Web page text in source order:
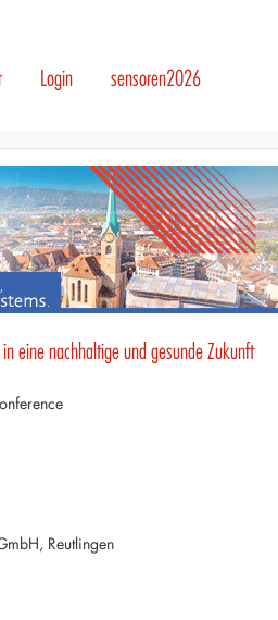
Login sensoren2026
eine nachhaltige und gesunde Zukunft
Reutlingen